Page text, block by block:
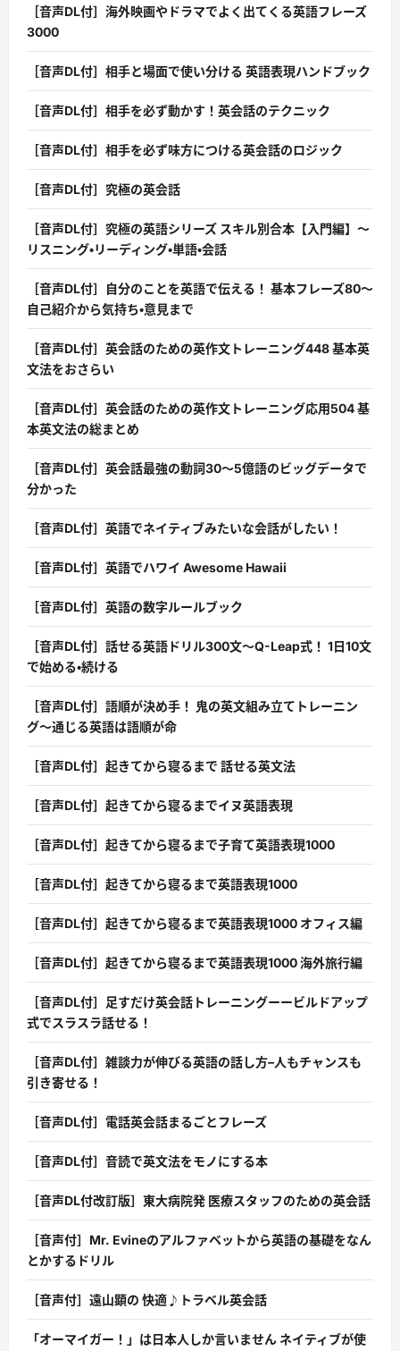
［音声DL付］海外映画やドラマでよく出てくる英語フレーズ
3000
［音声DL付］相手と場面で使い分ける 英語表現ハンドブック
［音声DL付］相手を必ず動かす！英会話のテクニック
［音声DL付］相手を必ず味方につける英会話のロジック
［音声DL付］究極の英会話
［音声DL付］究極の英語シリーズ スキル別合本【入門編】〜
リスニング・リーディング・単語・会話
［音声DL付］自分のことを英語で伝える！ 基本フレーズ80〜
自己紹介から気持ち・意見まで
［音声DL付］英会話のための英作文トレーニング448 基本英
文法をおさらい
［音声DL付］英会話のための英作文トレーニング応用504 基
本英文法の総まとめ
［音声DL付］英会話最強の動詞30〜5億語のビッグデータで
分かった
［音声DL付］英語でネイティブみたいな会話がしたい！
［音声DL付］英語でハワイ Awesome Hawaii
［音声DL付］英語の数字ルールブック
［音声DL付］話せる英語ドリル300文〜Q-Leap式！ 1日10文
で始める・続ける
［音声DL付］語順が決め手！ 鬼の英文組み立てトレーニン
グ〜通じる英語は語順が命
［音声DL付］起きてから寝るまで 話せる英文法
［音声DL付］起きてから寝るまでイヌ英語表現
［音声DL付］起きてから寝るまで子育て英語表現1000
［音声DL付］起きてから寝るまで英語表現1000
［音声DL付］起きてから寝るまで英語表現1000 オフィス編
［音声DL付］起きてから寝るまで英語表現1000 海外旅行編
［音声DL付］足すだけ英会話トレーニングーービルドアップ
式でスラスラ話せる！
［音声DL付］雑談力が伸びる英語の話し方–人もチャンスも
引き寄せる！
［音声DL付］電話英会話まるごとフレーズ
［音声DL付］音読で英文法をモノにする本
［音声DL付改訂版］東大病院発 医療スタッフのための英会話
［音声付］Mr. Evineのアルファベットから英語の基礎をなん
とかするドリル
［音声付］遠山顕の 快適♪トラベル英会話
「オーマイガー！」は日本人しか言いません ネイティブが使